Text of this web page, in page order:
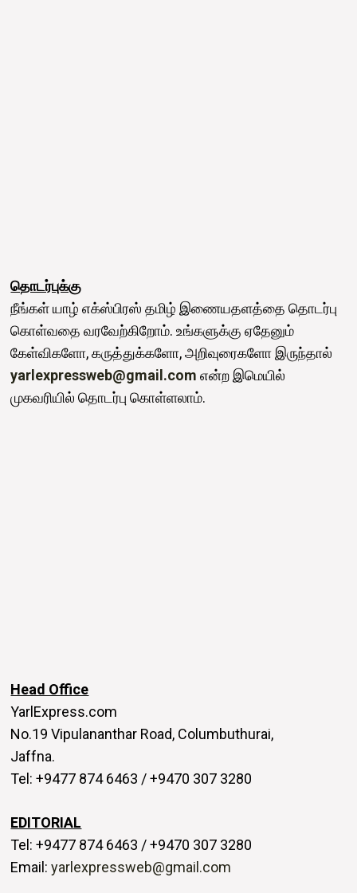
தொடர்புக்கு
நீங்கள் யாழ் எக்ஸ்பிரஸ் தமிழ் இணையதளத்தை தொடர்பு
கொள்வதை வரவேற்கிறோம். உங்களுக்கு ஏதேனும்
கேள்விகளோ, கருத்துக்களோ, அறிவுரைகளோ இருந்தால்
yarlexpressweb@gmail.com என்ற இமெயில்
முகவரியில் தொடர்பு கொள்ளலாம்.
Head Office
YarlExpress.com
No.19 Vipulananthar Road, Columbuthurai,
Jaffna.
Tel: +9477 874 6463 / +9470 307 3280
EDITORIAL
Tel: +9477 874 6463 / +9470 307 3280
Email:yarlexpressweb@gmail.com